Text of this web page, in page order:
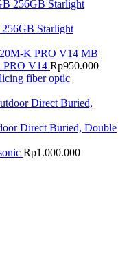
Starlight
MB
V14 Rp950.000
fiber optic
Direct Buried, Double
Rp1.000.000